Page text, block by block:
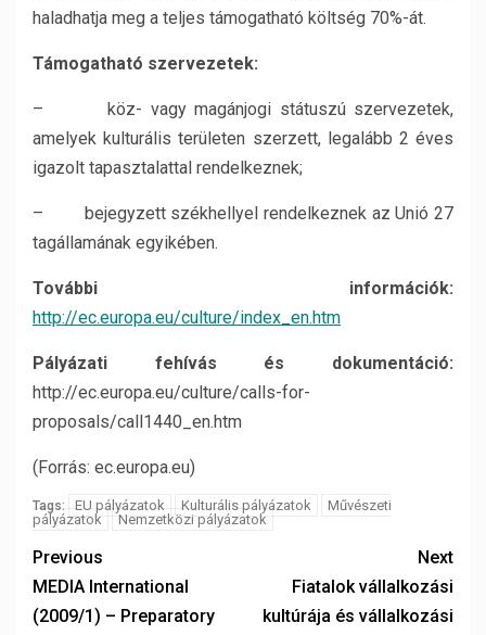
haladhatja meg a teljes támogatható költség 70%-át.
Támogatható szervezetek:
– köz- vagy magánjogi státuszú szervezetek,
amelyek kulturális területen szerzett, legalább 2 éves
igazolt tapasztalattal rendelkeznek;
– bejegyzett székhellyel rendelkeznek az Unió 27
tagállamának egyikében.
További információk:
http://ec.europa.eu/culture/index_en.htm
Pályázati fehívás és dokumentáció:
http://ec.europa.eu/culture/calls-for-
proposals/call1440_en.htm
(Forrás: ec.europa.eu)
Tags: EU pályázatok Kulturális pályázatok
Művészeti
pályázatok
Nemzetközi pályázatok
Previous
MEDIA International
(2009/1) – Preparatory
Next
Fiatalok vállalkozási
kultúrája és vállalkozási